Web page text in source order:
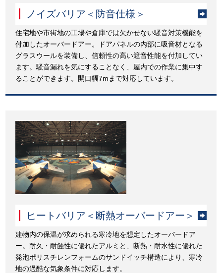
ノイズバリア＜防音仕様＞
住宅地や市街地の工場や倉庫では欠かせない騒音対策機能を
付加したオーバードアー。ドアパネルの内部に吸音材となる
グラスウールを装備し、信頼性の高い遮音性能を付加してい
ます。騒音漏れを気にすることなく、屋内での作業に集中す
ることができます。開口幅7mまで対応しています。
ヒートバリア＜断熱オーバードアー＞
建物内の保温が求められる寒冷地を想定したオーバードア
ー。耐久・耐蝕性に優れたアルミと、断熱・耐水性に優れた
発泡ポリスチレンフォームのサンドイッチ構造により、寒冷
地の過酷な気象条件に対応します。